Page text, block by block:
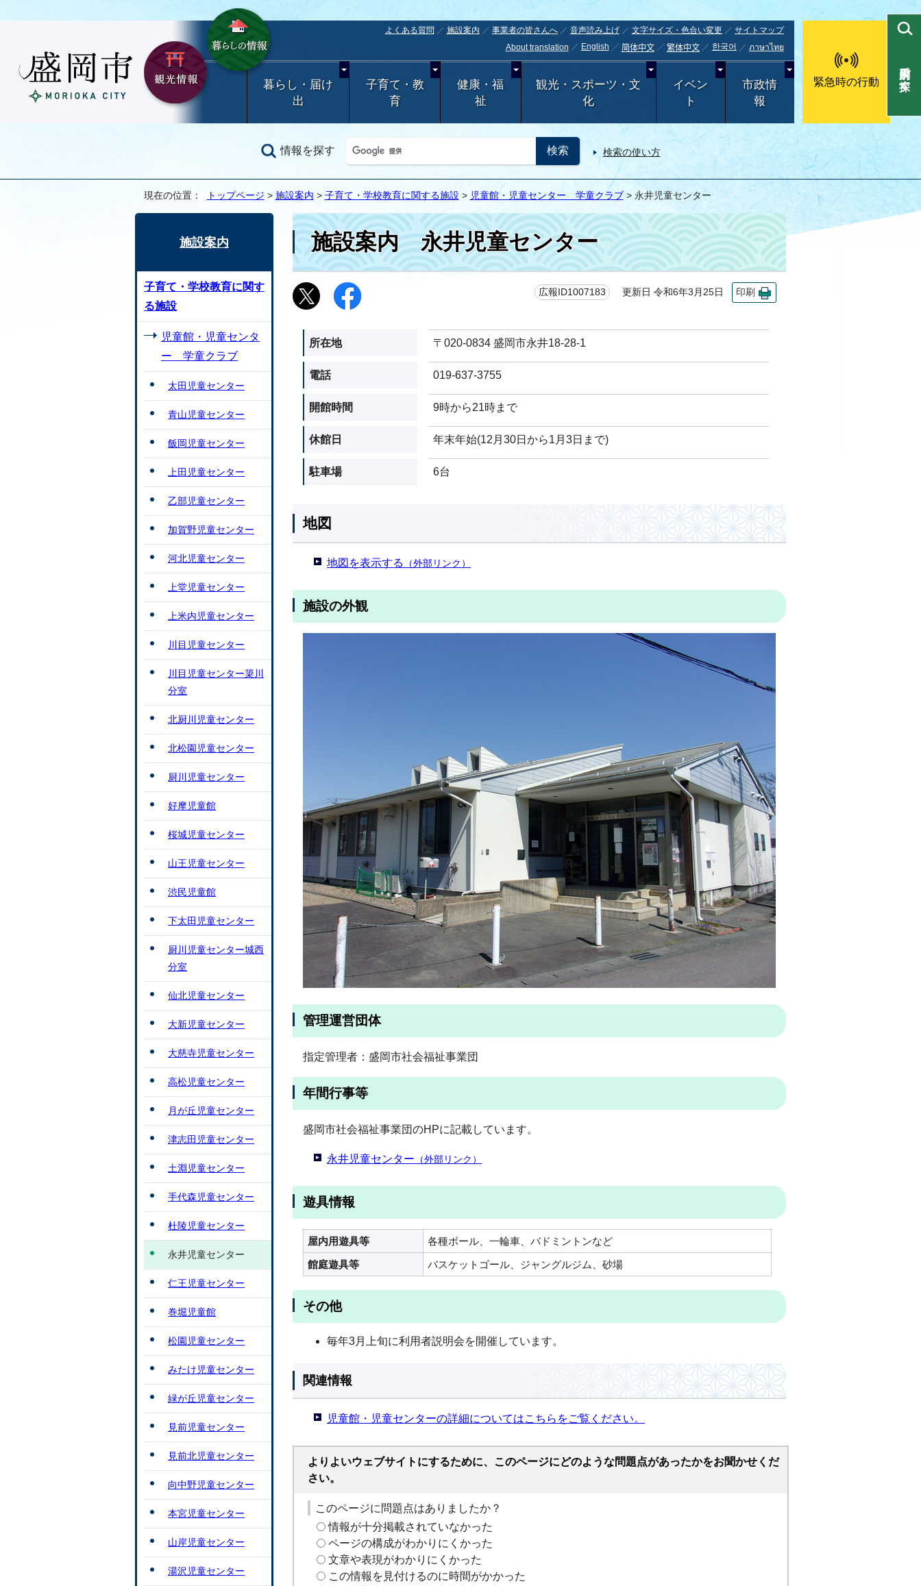
よくある質問 施設案内 事業者の皆さんへ 音声読み上げ 文字サイズ・色合い変更
サイトマップ
About translation
English 简体中文 繁体中文 한국어 ภาษาไทย
暮らし・届け
出
子育て・教
育
健康・福
祉
観光・スポーツ・文
化
イベン
ト
市政情
報
緊急時の行動
情報を探す 検索の使い方
目的別で探す
現在の位置： トップページ > 施設案内 > 子育て・学校教育に関する施設> 児童館・児童センター 学童クラブ> 永井児童センター
施設案内 永井児童センター
広報ID1007183 更新日 令和6年3月25日 印刷
所在地 〒020-0834 盛岡市永井18-28-1
電話 019-637-3755
開館時間 9時から21時まで
休館日 年末年始(12月30日から1月3日まで)
駐車場 6台
地図
地図を表示する （外部リンク）
施設の外観
管理運営団体
指定管理者：盛岡市社会福祉事業団
年間行事等
盛岡市社会福祉事業団のHPに記載しています。
永井児童センター （外部リンク）
遊具情報
屋内用遊具等
各種ボール、一輪車、バドミントンなど
館庭遊具等
バスケットゴール、ジャングルジム、砂場
その他
毎年3月上旬に利用者説明会を開催しています。
関連情報
児童館・児童センターの詳細についてはこちらをご覧ください。
よりよいウェブサイトにするために、このページにどのような問題点があったかをお聞かせくだ
さい。
このページに問題点はありましたか？
情報が十分掲載されていなかった
ページの構成がわかりにくかった
文章や表現がわかりにくかった
この情報を見付けるのに時間がかかった
施設案内
子育て・学校教育に関す
る施設
児童館・児童センタ
ー 学童クラブ
太田児童センター
青山児童センター
飯岡児童センター
上田児童センター
乙部児童センター
加賀野児童センター
河北児童センター
上堂児童センター
上米内児童センター
川目児童センター
川目児童センター簗川
分室
北厨川児童センター
北松園児童センター
厨川児童センター
好摩児童館
桜城児童センター
山王児童センター
渋民児童館
下太田児童センター
厨川児童センター城西
分室
仙北児童センター
大新児童センター
大慈寺児童センター
高松児童センター
月が丘児童センター
津志田児童センター
土淵児童センター
手代森児童センター
杜陵児童センター
永井児童センター
仁王児童センター
巻堀児童館
松園児童センター
みたけ児童センター
緑が丘児童センター
見前児童センター
見前北児童センター
向中野児童センター
本宮児童センター
山岸児童センター
湯沢児童センター